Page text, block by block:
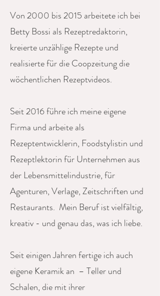
Von 2000 bis 2015 arbeitete ich bei
Betty Bossi als Rezeptredaktorin,
kreierte unzählige Rezepte und
realisierte für die Coopzeitung die
wöchentlichen Rezeptvideos.
Seit 2016 führe ich meine eigene
Firma und arbeite als
Rezeptentwicklerin, Foodstylistin und
Rezeptlektorin für Unternehmen aus
der Lebensmittelindustrie, für
Agenturen, Verlage, Zeitschriften und
Restaurants. Mein Beruf ist vielfältig,
kreativ - und genau das, was ich liebe.
Seit einigen Jahren fertige ich auch
eigene Keramik an – Teller und
Schalen, die mit ihrer